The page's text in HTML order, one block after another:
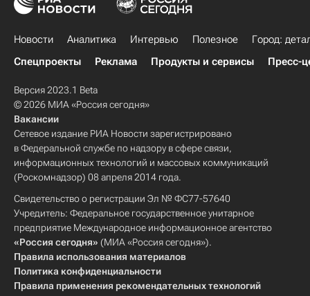
Новости Аналитика Интервью Полезное
Город:
Спецпроекты
Реклама Продукты и сервисы Пресс-
Версия 2023.1 Beta
© 2026 МИА «Россия сегодня»
Вакансии
Сетевое издание РИА Новости зарегистрировано
в Федеральной службе по надзору в сфере связи,
информационных технологий и массовых коммуникаций
(Роскомнадзор) 08 апреля 2014 года.
Свидетельство о регистрации Эл № ФС77-57640
Учредитель: Федеральное государственное унитарное
предприятие Международное информационное агентство
«Россия сегодня» (МИА «Россия сегодня»).
Правила использования материалов
Политика конфиденциальности
Правила применения рекомендательных технологий